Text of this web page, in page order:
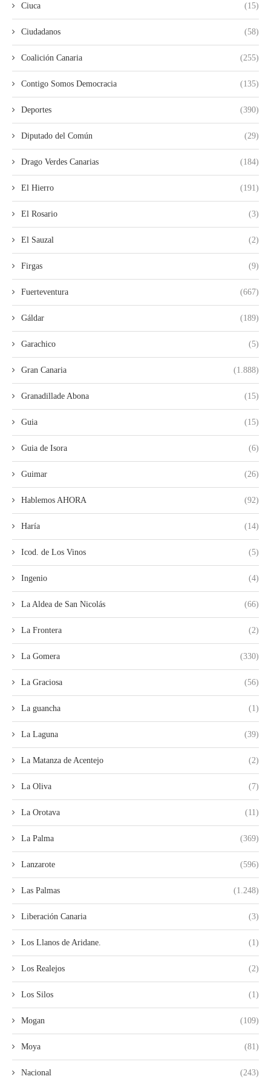
Ciuca (15)
Ciudadanos (58)
Coalición Canaria (255)
Contigo Somos Democracia (135)
Deportes (390)
Diputado del Común (29)
Drago Verdes Canarias (184)
El Hierro (191)
El Rosario (3)
El Sauzal (2)
Firgas (9)
Fuerteventura (667)
Gáldar (189)
Garachico (5)
Gran Canaria (1.888)
Granadillade Abona (15)
Guia (15)
Guia de Isora (6)
Guimar (26)
Hablemos AHORA (92)
Haría (14)
Icod. de Los Vinos (5)
Ingenio (4)
La Aldea de San Nicolás (66)
La Frontera (2)
La Gomera (330)
La Graciosa (56)
La guancha (1)
La Laguna (39)
La Matanza de Acentejo (2)
La Oliva (7)
La Orotava (11)
La Palma (369)
Lanzarote (596)
Las Palmas (1.248)
Liberación Canaria (3)
Los Llanos de Aridane. (1)
Los Realejos (2)
Los Silos (1)
Mogan (109)
Moya (81)
Nacional (243)